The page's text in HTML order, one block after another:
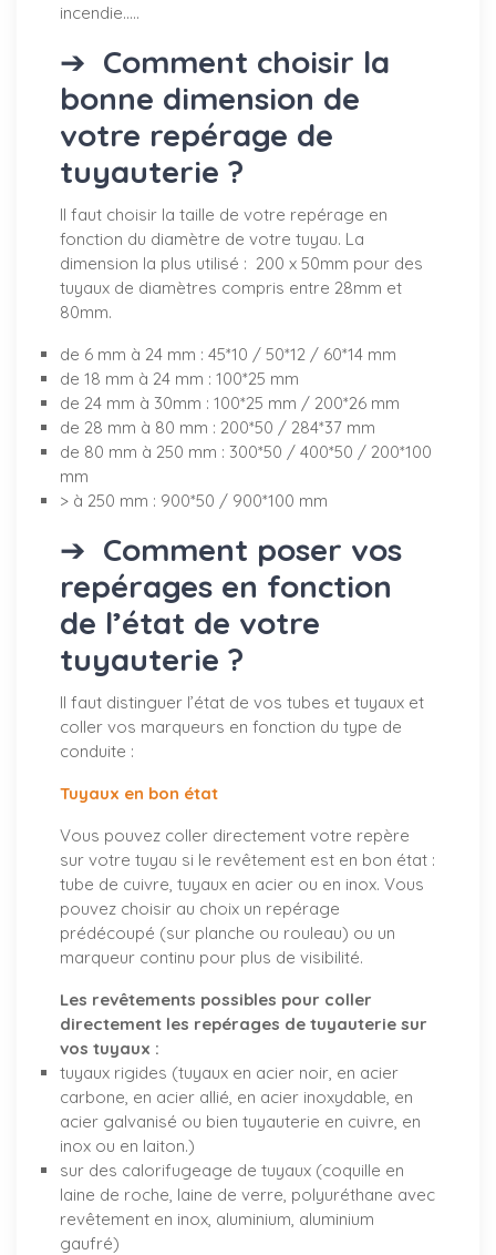
incendie.....
➔ Comment choisir la
bonne dimension de
votre repérage de
tuyauterie ?
Il faut choisir la taille de votre repérage en
fonction du diamètre de votre tuyau. La
dimension la plus utilisé : 200 x 50mm pour des
tuyaux de diamètres compris entre 28mm et
80mm.
de 6 mm à 24 mm : 45*10 / 50*12 / 60*14 mm
de 18 mm à 24 mm : 100*25 mm
de 24 mm à 30mm : 100*25 mm / 200*26 mm
de 28 mm à 80 mm : 200*50 / 284*37 mm
de 80 mm à 250 mm : 300*50 / 400*50 / 200*100
mm
> à 250 mm : 900*50 / 900*100 mm
➔ Comment poser vos
repérages en fonction
de l’état de votre
tuyauterie ?
Il faut distinguer l’état de vos tubes et tuyaux et
coller vos marqueurs en fonction du type de
conduite :
Tuyaux en bon état
Vous pouvez coller directement votre repère
sur votre tuyau si le revêtement est en bon état :
tube de cuivre, tuyaux en acier ou en inox. Vous
pouvez choisir au choix un repérage
prédécoupé (sur planche ou rouleau) ou un
marqueur continu pour plus de visibilité.
Les revêtements possibles pour coller
directement les repérages de tuyauterie sur
vos tuyaux :
tuyaux rigides (tuyaux en acier noir, en acier
carbone, en acier allié, en acier inoxydable, en
acier galvanisé ou bien tuyauterie en cuivre, en
inox ou en laiton.)
sur des calorifugeage de tuyaux (coquille en
laine de roche, laine de verre, polyuréthane avec
revêtement en inox, aluminium, aluminium
gaufré)